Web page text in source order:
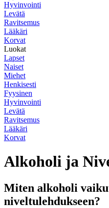
Hyvinvointi
Levätä
Ravitsemus
Lääkäri
Korvat
Luokat
Lapset
Naiset
Miehet
Henkisesti
Fyysinen
Hyvinvointi
Levätä
Ravitsemus
Lääkäri
Korvat
Alkoholi ja
Miten alkoholi
niveltulehdukseen?